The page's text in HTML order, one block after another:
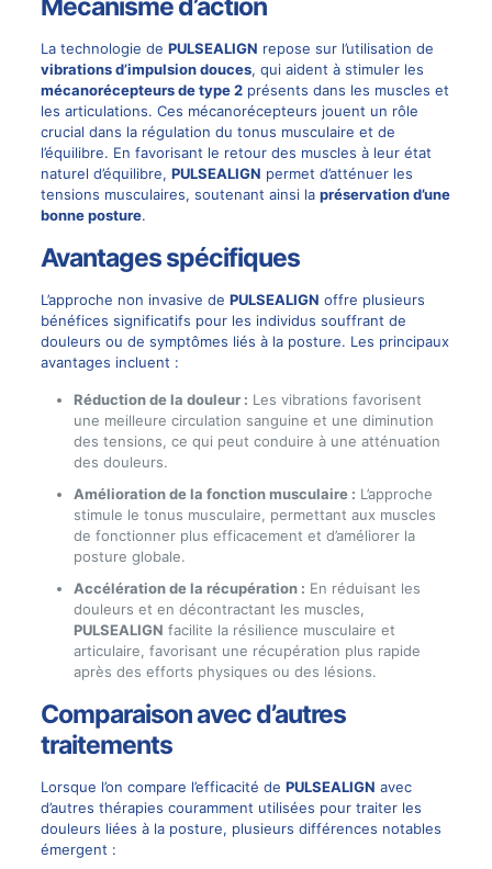
Mécanisme d’action
La technologie de PULSEALIGN repose sur l’utilisation de
vibrations d’impulsion douces, qui aident à stimuler les
mécanorécepteurs de type 2présents dans les muscles et
les articulations. Ces mécanorécepteurs jouent un rôle
crucial dans la régulation du tonus musculaire et de
l’équilibre. En favorisant le retour des muscles à leur état
naturel d’équilibre, PULSEALIGN permet d’atténuer les
tensions musculaires, soutenant ainsi la préservation d’une
bonne posture.
Avantages spécifiques
L’approche non invasive de PULSEALIGN offre plusieurs
bénéfices significatifs pour les individus souffrant de
douleurs ou de symptômes liés à la posture. Les principaux
avantages incluent :
Réduction de la douleur : Les vibrations favorisent
une meilleure circulation sanguine et une diminution
des tensions, ce qui peut conduire à une atténuation
des douleurs.
Amélioration de la fonction musculaire : L’approche
stimule le tonus musculaire, permettant aux muscles
de fonctionner plus efficacement et d’améliorer la
posture globale.
Accélération de la récupération : En réduisant les
douleurs et en décontractant les muscles,
PULSEALIGN facilite la résilience musculaire et
articulaire, favorisant une récupération plus rapide
après des efforts physiques ou des lésions.
Comparaison avec d’autres
traitements
Lorsque l’on compare l’efficacité de PULSEALIGN avec
d’autres thérapies couramment utilisées pour traiter les
douleurs liées à la posture, plusieurs différences notables
émergent :